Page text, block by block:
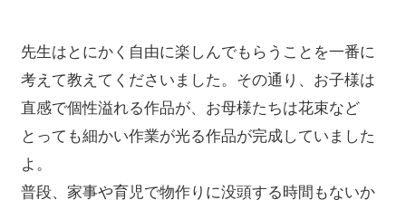
先生はとにかく自由に楽しんでもらうことを一番に
考えて教えてくださいました。その通り、お子様は
直感で個性溢れる作品が、お母様たちは花束など
とっても細かい作業が光る作品が完成していました
よ。
普段、家事や育児で物作りに没頭する時間もないか